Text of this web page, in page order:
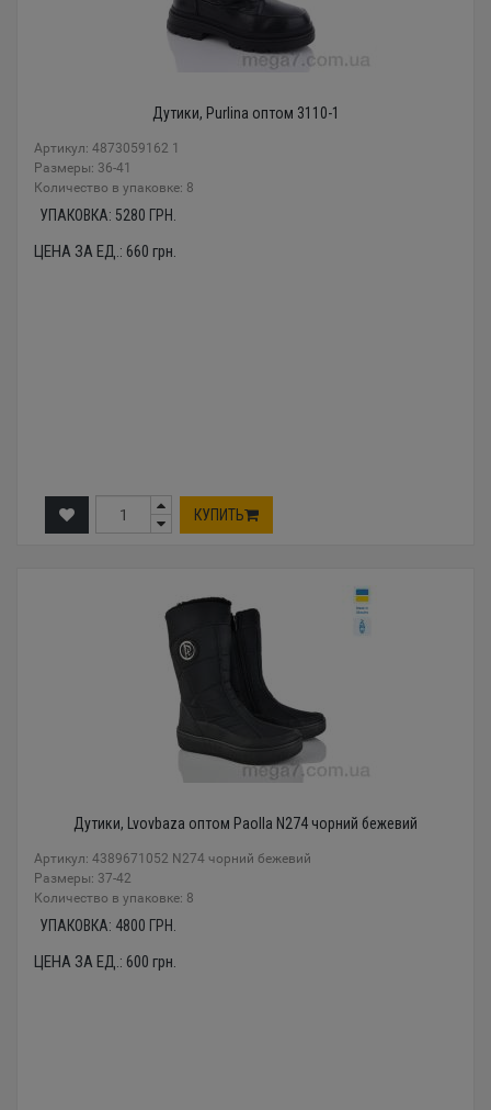
Дутики, Purlina оптом 3110-1
Артикул: 4873059162 1
Размеры: 36-41
Количество в упаковке: 8
УПАКОВКА: 5280 ГРН.
ЦЕНА ЗА ЕД.: 660 грн.
КУПИТЬ
Дутики, Lvovbaza оптом Paolla N274 чорний бежевий
Артикул: 4389671052 N274 чорний бежевий
Размеры: 37-42
Количество в упаковке: 8
УПАКОВКА: 4800 ГРН.
ЦЕНА ЗА ЕД.: 600 грн.